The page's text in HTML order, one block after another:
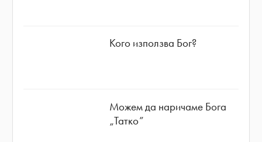
Кого използва Бог?
Можем да наричаме Бога
„Татко”